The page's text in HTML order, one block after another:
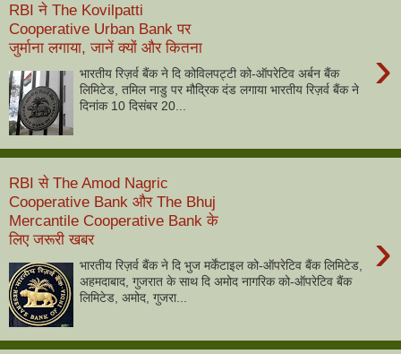
RBI ने The Kovilpatti
Cooperative Urban Bank पर
जुर्माना लगाया, जानें क्यों और कितना
›
भारतीय रिज़र्व बैंक ने दि कोविलपट्टी को-ऑपरेटिव अर्बन बैंक
लिमिटेड, तमिल नाडु पर मौद्रिक दंड लगाया भारतीय रिज़र्व बैंक ने
दिनांक 10 दिसंबर 20...
RBI से The Amod Nagric
Cooperative Bank और The Bhuj
Mercantile Cooperative Bank के
लिए जरूरी खबर
›
भारतीय रिज़र्व बैंक ने दि भुज मर्केंटाइल को-ऑपरेटिव बैंक लिमिटेड,
अहमदाबाद, गुजरात के साथ दि अमोद नागरिक को-ऑपरेटिव बैंक
लिमिटेड, अमोद, गुजरा...